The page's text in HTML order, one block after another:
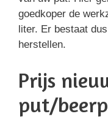
goedkoper de
liter. Er bestaat
herstellen.
Prijs
put/